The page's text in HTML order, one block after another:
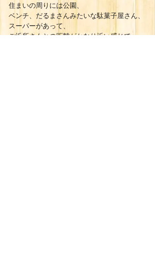
住まいの周りには公園、
ベンチ、だるまさんみたいな駄菓子屋さん、
スーパーがあって、
ご近所さんとの距離がかなり近い感じで